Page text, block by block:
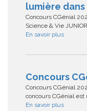
lumière dans
Concours CGénial
Science & Vie
En savoir plus
Concours
Concours CGénial
concours CGénial
En savoir plus